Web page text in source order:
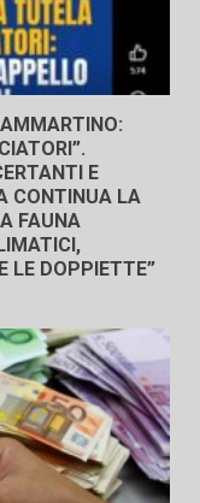
E
CONTINUA LA
FAUNA
LE DOPPIETTE”